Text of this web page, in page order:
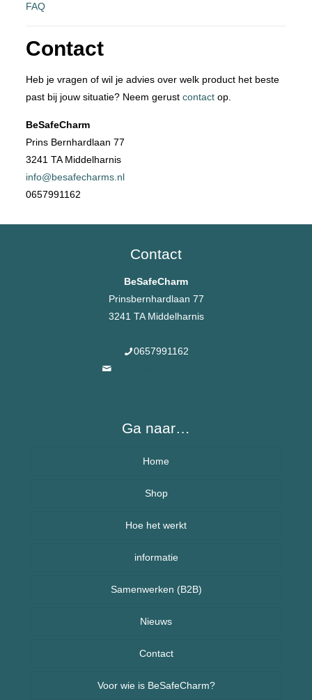
FAQ
Contact
Heb je vragen of wil je advies over welk product het beste
past bij jouw situatie? Neem gerust contactop.
BeSafeCharm
Prins Bernhardlaan 77
3241 TA Middelharnis
info@besafecharms.nl
0657991162
Contact
BeSafeCharm
Prinsbernhardlaan 77
3241 TA Middelharnis
0657991162
Ga naar…
Home
Over BeSafeCharm – ons verhaal
Shop
Armbanden
Kettingen
Kinderen
Sport sieraden
Hoe het werkt
informatie
Veelgestelde vragen (FAQ) – BeSafeCharm
Retourneren & herroepingsrecht
Samenwerken (B2B)
Nieuws
Nieuws uit Nederland
Nieuws uit Spanje
Contact
Voor wie is BeSafeCharm?